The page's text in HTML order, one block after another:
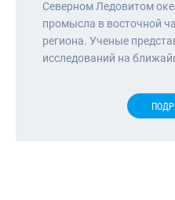
Северном Ледовитом
промысла в восточной
региона. Ученые
исследований на